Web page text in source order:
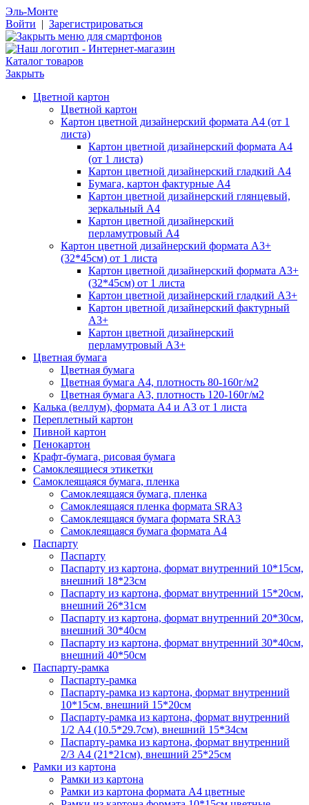
Эль-Монте
Войти | Зарегистрироваться
Каталог товаров
Закрыть
Цветной картон
Цветной картон
Картон цветной дизайнерский формата А4 (от 1
листа)
Картон цветной дизайнерский формата А4
(от 1 листа)
Картон цветной дизайнерский гладкий А4
Бумага, картон фактурные А4
Картон цветной дизайнерский глянцевый,
зеркальный А4
Картон цветной дизайнерский
перламутровый А4
Картон цветной дизайнерский формата А3+
(32*45см) от 1 листа
Картон цветной дизайнерский формата А3+
(32*45см) от 1 листа
Картон цветной дизайнерский гладкий А3+
Картон цветной дизайнерский фактурный
А3+
Картон цветной дизайнерский
перламутровый А3+
Цветная бумага
Цветная бумага
Цветная бумага А4, плотность 80-160г/м2
Цветная бумага А3, плотность 120-160г/м2
Калька (веллум), формата А4 и А3 от 1 листа
Переплетный картон
Пивной картон
Пенокартон
Крафт-бумага, рисовая бумага
Самоклеящиеся этикетки
Самоклеящаяся бумага, пленка
Самоклеящаяся бумага, пленка
Самоклеящаяся пленка формата SRА3
Самоклеящаяся бумага формата SRА3
Самоклеящаяся бумага формата А4
Паспарту
Паспарту
Паспарту из картона, формат внутренний 10*15см,
внешний 18*23см
Паспарту из картона, формат внутренний 15*20см,
внешний 26*31см
Паспарту из картона, формат внутренний 20*30см,
внешний 30*40см
Паспарту из картона, формат внутренний 30*40см,
внешний 40*50см
Паспарту-рамка
Паспарту-рамка
Паспарту-рамка из картона, формат внутренний
10*15см, внешний 15*20см
Паспарту-рамка из картона, формат внутренний
1/2 А4 (10.5*29.7см), внешний 15*34см
Паспарту-рамка из картона, формат внутренний
2/3 А4 (21*21см), внешний 25*25см
Рамки из картона
Рамки из картона
Рамки из картона формата А4 цветные